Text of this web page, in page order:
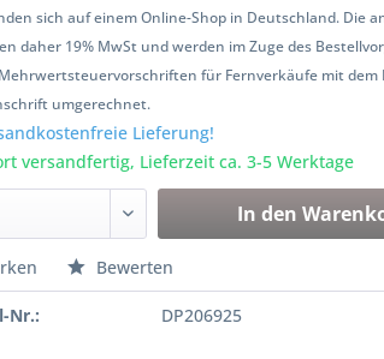
sich auf einem Online-Shop in Deutschland. Die
daher 19% MwSt und werden im Zuge des
für Fernverkäufe mit dem
umgerechnet.
Lieferung!
versandfertig, Lieferzeit ca. 3-5 Werktage
In den
Bewerten
Nr.: DP206925